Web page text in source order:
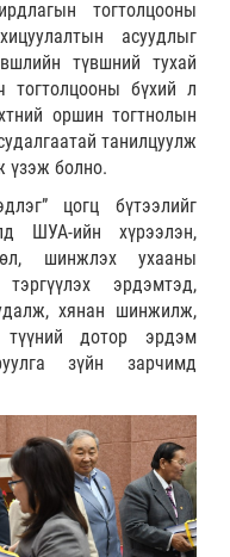
тогтолцооны
асуудлыг
түвшний тухай
тогтолцооны бүхий л
оршин тогтнолын
танилцуулж
үзэж болно.
цогц бүтээлийг
ШУА-ийн хүрээлэн,
шинжлэх ухааны
эрдэмтэд,
хянан шинжилж,
дотор эрдэм
зүйн зарчимд